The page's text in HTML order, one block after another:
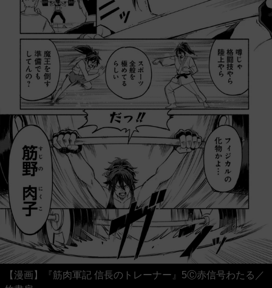
【漫画】『筋肉軍記 信長のトレーナー』5Ⓒ赤信号わたる／